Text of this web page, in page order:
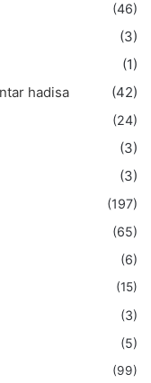
(46)
(3)
(1)
hadisa
(42)
(24)
(3)
(3)
(197)
(65)
(6)
(15)
(3)
(5)
(99)